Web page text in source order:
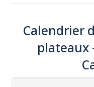
Calendrier
plateaux